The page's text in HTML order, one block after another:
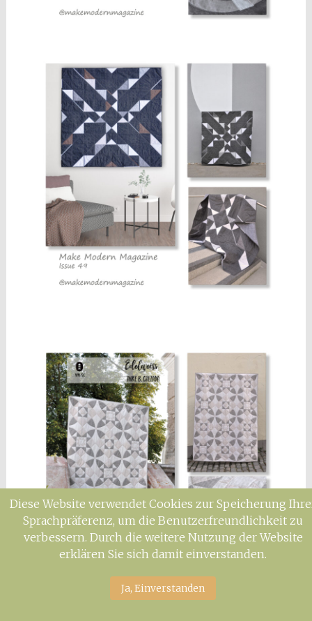
Diese Website verwendet Cookies zur Speicherung
Sprachpräferenz, um die Benutzerfreundlichkeit zu
verbessern. Durch die weitere Nutzung der Website
erklären Sie sich damit einverstanden.
Ja, Einverstanden